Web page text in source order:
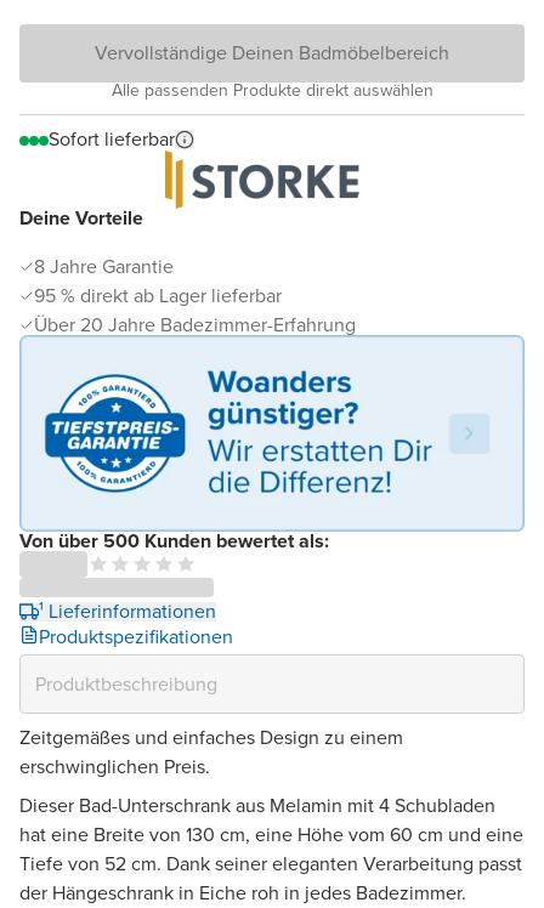
Deine Vorteile
8 Jahre Garantie
95 % direkt ab Lager lieferbar
Über 20 Jahre Badezimmer-Erfahrung
Von über 500 Kunden bewertet als:
¹ Lieferinformationen
Produktspezifikationen
Vervollständige Deinen Badmöbelbereich
Alle passenden Produkte direkt auswählen
Sofort lieferbar
Zeitgemäßes und einfaches Design zu einem
erschwinglichen Preis.
Dieser Bad-Unterschrank aus Melamin mit 4 Schubladen
hat eine Breite von 130 cm, eine Höhe vom 60 cm und eine
Tiefe von 52 cm. Dank seiner eleganten Verarbeitung passt
der Hängeschrank in Eiche roh in jedes Badezimmer.